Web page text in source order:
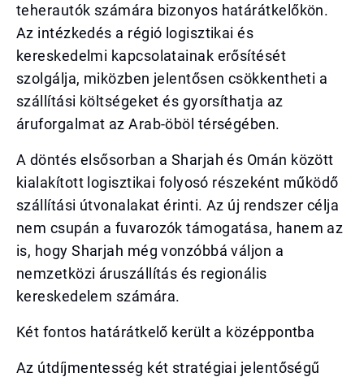
teherautók számára bizonyos határátkelőkön.
Az intézkedés a régió logisztikai és
kereskedelmi kapcsolatainak erősítését
szolgálja, miközben jelentősen csökkentheti a
szállítási költségeket és gyorsíthatja az
áruforgalmat az Arab-öböl térségében.
A döntés elsősorban a Sharjah és Omán között
kialakított logisztikai folyosó részeként működő
szállítási útvonalakat érinti. Az új rendszer célja
nem csupán a fuvarozók támogatása, hanem az
is, hogy Sharjah még vonzóbbá váljon a
nemzetközi áruszállítás és regionális
kereskedelem számára.
Két fontos határátkelő került a középpontba
Az útdíjmentesség két stratégiai jelentőségű